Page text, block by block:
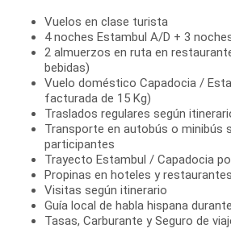
Vuelos en clase turista
4 noches Estambul A/D + 3
2 almuerzos en ruta en
bebidas)
Vuelo doméstico Capadocia /
facturada de 15 Kg)
Traslados regulares según
Transporte en autobús o minibús
participantes
Trayecto Estambul / Capadocia
Propinas en hoteles y restaurantes
Visitas según itinerario
Guía local de habla hispana
Tasas, Carburante y Seguro de